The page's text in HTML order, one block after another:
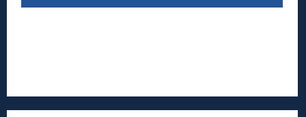
nettbutikken og trykke på den nederste blå
linjen